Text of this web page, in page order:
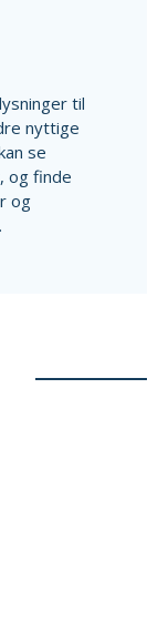
til
nyttige
se
og finde
og